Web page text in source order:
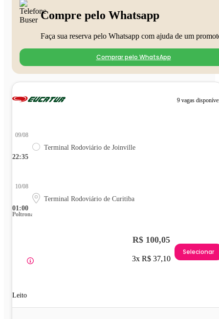
Compre pelo Whatsapp
Faça sua reserva pelo Whatsapp com ajuda de um
Comprar pelo WhatsApp
9 vagas
22:35
09/08
Terminal Rodoviário de Joinville
01:00
10/08
Terminal Rodoviário de Curitiba
Poltrona
Leito
R$ 100,05
3x R$ 37,10
Selecionar